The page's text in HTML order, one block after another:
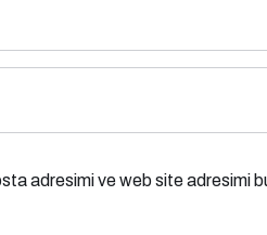
adresimi ve web site adresimi